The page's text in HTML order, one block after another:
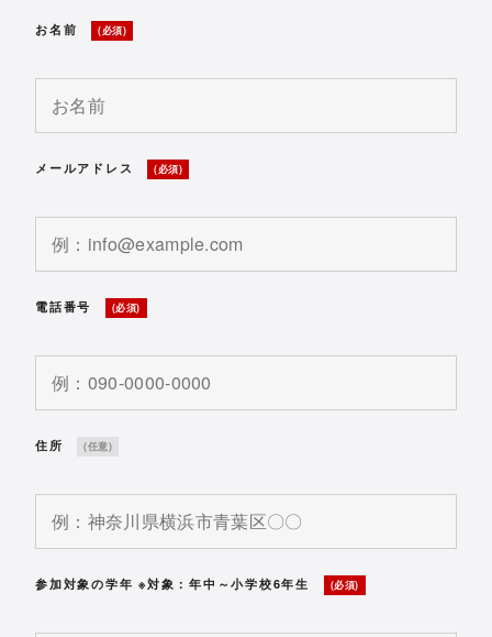
お名前 (必須)
メールアドレス (必須)
電話番号 (必須)
住所 (任意)
参加対象の学年 ※対象：年中～小学校6年生 (必須)